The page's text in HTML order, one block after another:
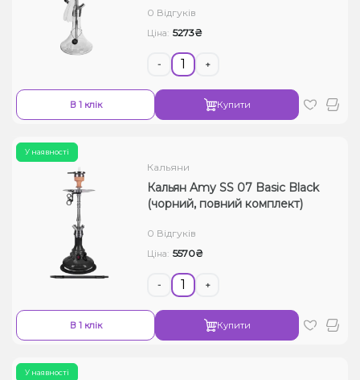
Рідини для електронних сигарет
Подарункові набори
0 Відгуків
Ціна: 5273₴
- +
В 1 клік Купити
У наявності
Кальяни
Кальян Amy SS 07 Basiс Black
(чорний, повний комплект)
0 Відгуків
Ціна: 5570₴
- +
В 1 клік Купити
У наявності